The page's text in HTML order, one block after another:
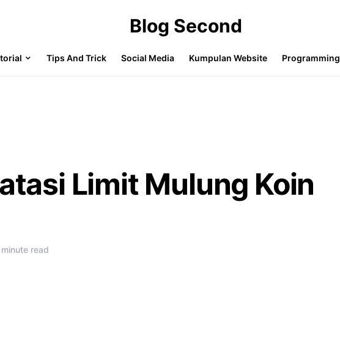
Blog Second
Tips And Trick Social Media Kumpulan Website Programming
Limit Mulung Koin
read